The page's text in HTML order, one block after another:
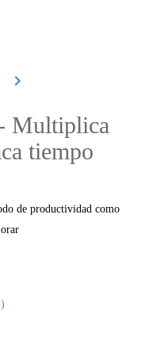
Multiplica
tiempo
de productividad como